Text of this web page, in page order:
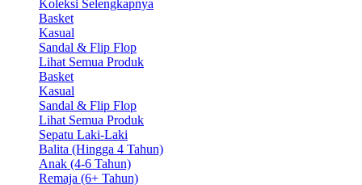
Koleksi Selengkapnya
Basket
Kasual
Sandal & Flip Flop
Lihat Semua Produk
Basket
Kasual
Sandal & Flip Flop
Lihat Semua Produk
Sepatu Laki-Laki
Balita (Hingga 4 Tahun)
Anak (4-6 Tahun)
Remaja (6+ Tahun)